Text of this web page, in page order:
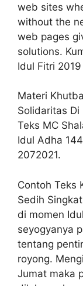
web sites
without the
web pages
solutions.
Idul Fitri
Materi
Solidaritas
Teks MC
Idul Adha
2072021.
Contoh Teks
Sedih
di momen
seyogyanya
tentang
royong.
Jumat maka